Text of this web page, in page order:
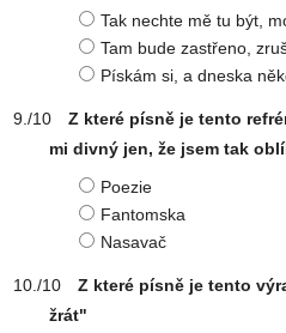
Tak nechte mě tu být,
Tam bude zastřeno,
Pískám si, a dneska
Z které písně je tento
mi divný jen, že jsem tak
Poezie
Fantomska
Nasavač
Z které písně je tento
žrát"